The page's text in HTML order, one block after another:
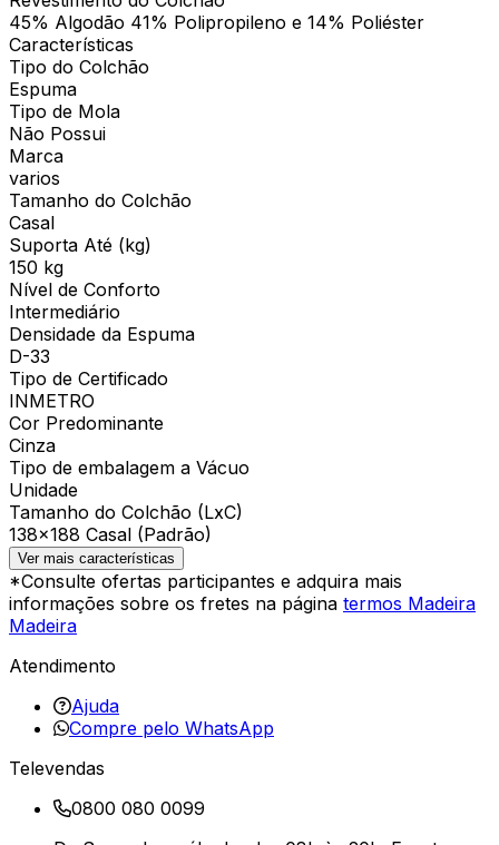
45% Algodão 41% Polipropileno e 14% Poliéster
Características
Tipo do Colchão
Espuma
Tipo de Mola
Não Possui
Marca
varios
Tamanho do Colchão
Casal
Suporta Até (kg)
150 kg
Nível de Conforto
Intermediário
Densidade da Espuma
D-33
Tipo de Certificado
INMETRO
Cor Predominante
Cinza
Tipo de embalagem a Vácuo
Unidade
Tamanho do Colchão (LxC)
138×188 Casal (Padrão)
Ver mais características
*Consulte ofertas participantes e adquira mais
informações sobre os fretes na página termos Madeira
Madeira
Atendimento
Ajuda
Compre pelo WhatsApp
Televendas
0800 080 0099